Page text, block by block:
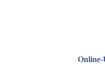
Online-